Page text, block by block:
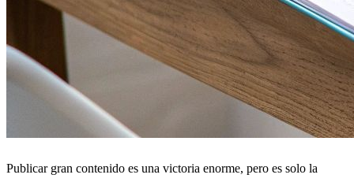
Publicar gran contenido es una victoria enorme, pero es solo la